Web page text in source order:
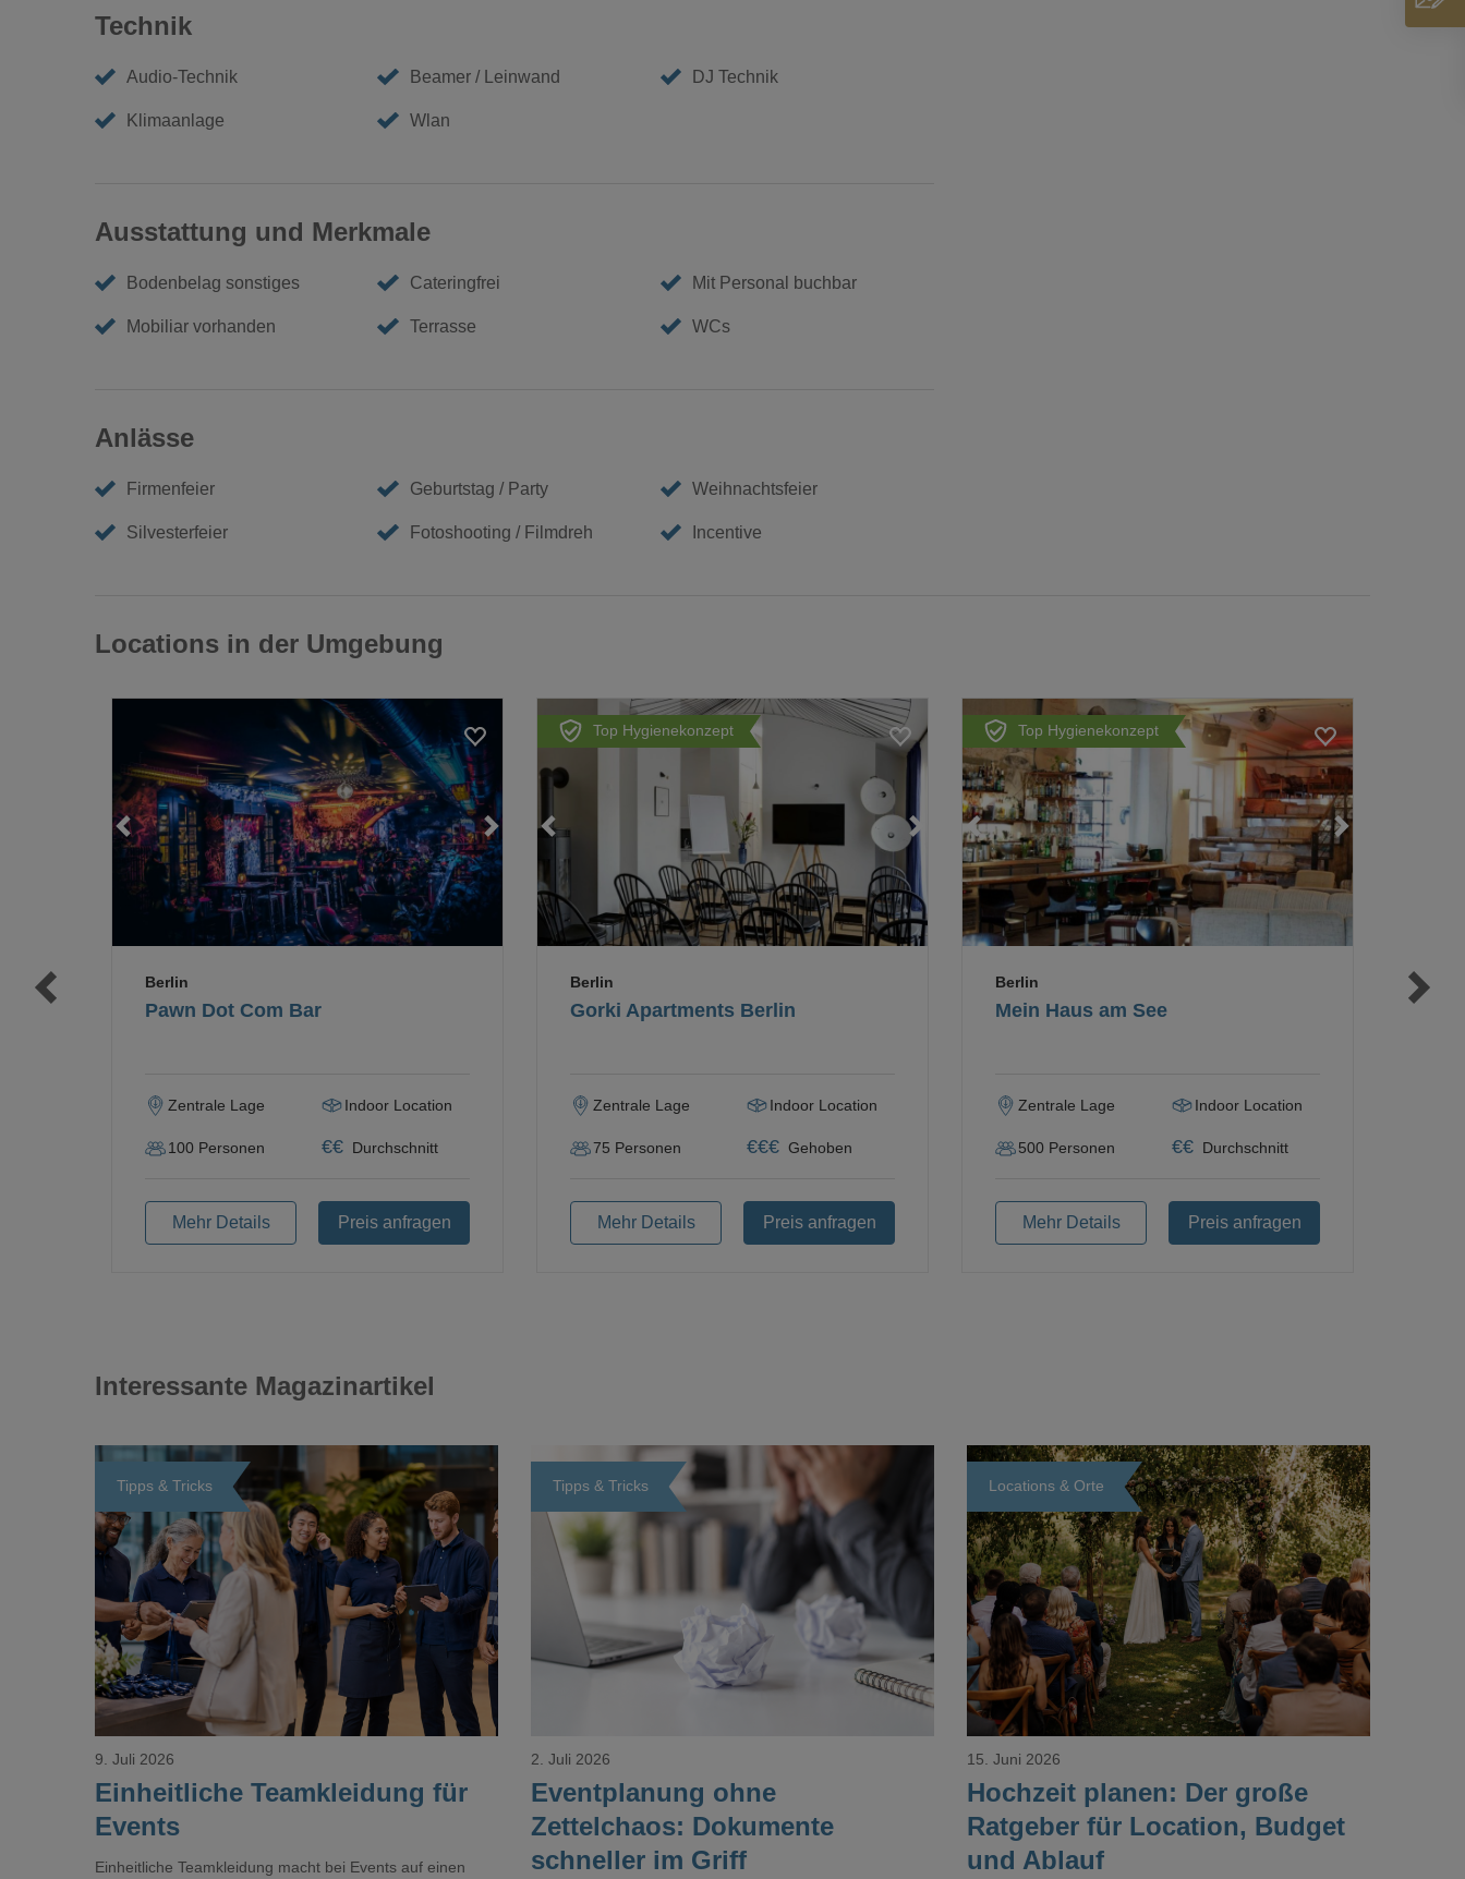
Technik
Audio-Technik Beamer / Leinwand DJ Technik
Klimaanlage Wlan
Ausstattung und Merkmale
Bodenbelag sonstiges Cateringfrei Mit Personal buchbar
Mobiliar vorhanden Terrasse WCs
Anlässe
Firmenfeier Geburtstag / Party Weihnachtsfeier
Silvesterfeier Fotoshooting / Filmdreh Incentive
Locations in der Umgebung
Loading...
Pawn Dot Com Bar
Berlin
Zentrale Lage Indoor Location
100 Personen €€ Durchschnitt
Mehr Details Preis anfragen
Top Hygienekonzept
Loading...
Gorki Apartments Berlin
Berlin
Zentrale Lage Indoor Location
75 Personen €€€ Gehoben
Mehr Details Preis anfragen
Top Hygienekonzept
Mein Haus am See
Berlin
Zentrale Lage Indoor Location
500 Personen €€ Durchschnitt
Mehr Details Preis anfragen
Interessante Magazinartikel
Tipps & Tricks
Loading...
Einheitliche Teamkleidung für
Events
9. Juli 2026
Einheitliche Teamkleidung macht bei Events auf einen
Tipps & Tricks
Loading...
Eventplanung ohne
Zettelchaos: Dokumente
schneller im Griff
2. Juli 2026
Locations & Orte
Loading...
Hochzeit planen: Der große
Ratgeber für Location, Budget
und Ablauf
15. Juni 2026